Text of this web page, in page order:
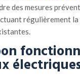
des mesures
régulièrement la